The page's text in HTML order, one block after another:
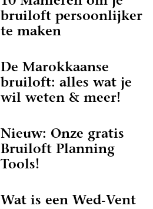
bruiloft persoonlijker
te maken
De Marokkaanse
bruiloft: alles wat je
wil weten & meer!
Nieuw: Onze gratis
Bruiloft Planning
Tools!
Wat is een Wed-Vent